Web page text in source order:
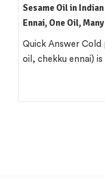
Sesame Oil in
Ennai, One Oil,
Quick Answer Cold
oil, chekku ennai)